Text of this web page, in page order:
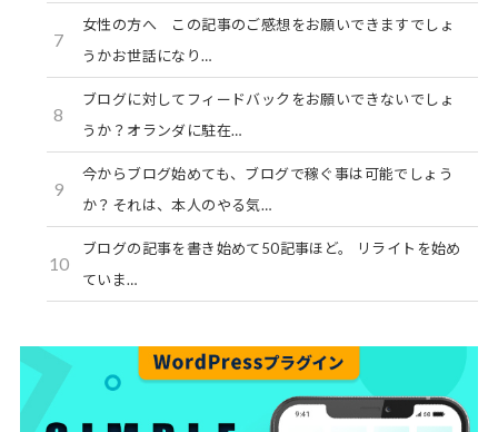
7
女性の方へ この記事のご感想をお願いできますでしょ
うかお世話になり…
8
ブログに対してフィードバックをお願いできないでしょ
うか？オランダに駐在…
9
今からブログ始めても、ブログで稼ぐ事は可能でしょう
か？それは、本人のやる気…
10
ブログの記事を書き始めて50記事ほど。 リライトを始め
ていま…